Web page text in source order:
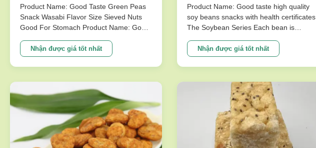
Kích thước Sieved Nuts Tốt
Đối với dạ dày
Product Name: Good Taste Green Peas
Snack Wasabi Flavor Size Sieved Nuts
Good For Stomach Product Name: Good
Size Sieved Nuts Good For Stomach The
selling points NON-GMO,.free from
frying,Good for Spleen & Stomach
Nhận được giá tốt nhất
Nơi Storaging
Product Name: Good taste high quality
soy beans snacks with health certificates
The Soybean Series Each bean is
the biggest beans are roasted with our
great care on the production line
imported from Japan. We believe our
Nhận được giá tốt nhất